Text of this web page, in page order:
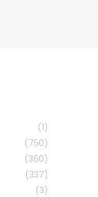
(1)
(750)
(360)
(337)
(3)